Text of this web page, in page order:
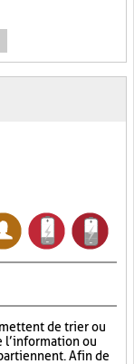
de trier ou
l’information ou
Afin de